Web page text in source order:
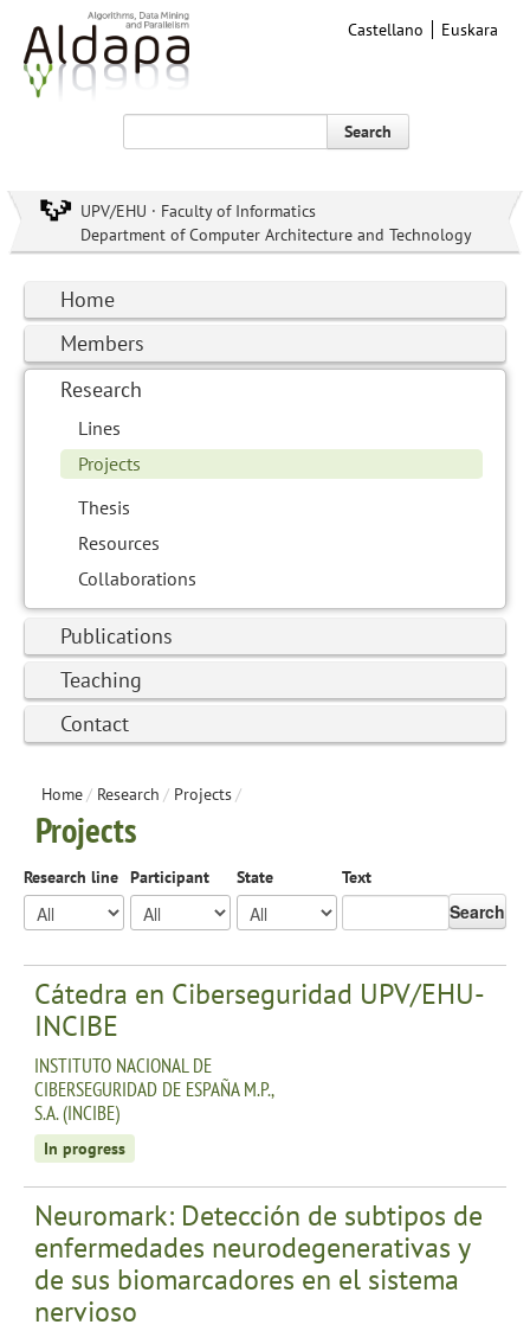
Castellano Euskara
Search
UPV/EHU · Faculty of Informatics
Department of Computer Architecture and Technology
Home
Members
Research
Lines
Projects
Thesis
Resources
Collaborations
Publications
Teaching
Contact
Home/ Research / Projects/
Projects
Research line Participant State Text
Search
Cátedra en Ciberseguridad UPV/EHU-
INCIBE
INSTITUTO NACIONAL DE
CIBERSEGURIDAD DE ESPAÑA M.P.,
S.A. (INCIBE)
In progress
Neuromark: Detección de subtipos de
enfermedades neurodegenerativas y
de sus biomarcadores en el sistema
nervioso